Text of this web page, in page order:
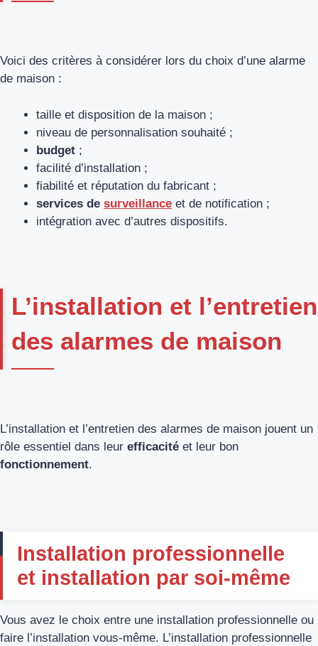
Voici des critères à considérer lors du choix d’une alarme
de maison :
taille et disposition de la maison ;
niveau de personnalisation souhaité ;
budget ;
facilité d’installation ;
fiabilité et réputation du fabricant ;
services de surveillance et de notification ;
intégration avec d’autres dispositifs.
L’installation et l’entretien
des alarmes de maison
L’installation et l’entretien des alarmes de maison jouent un
rôle essentiel dans leur efficacité et leur bon
fonctionnement.
Installation professionnelle
et installation par soi-même
Vous avez le choix entre une installation professionnelle ou
faire l’installation vous-même. L’installation professionnelle